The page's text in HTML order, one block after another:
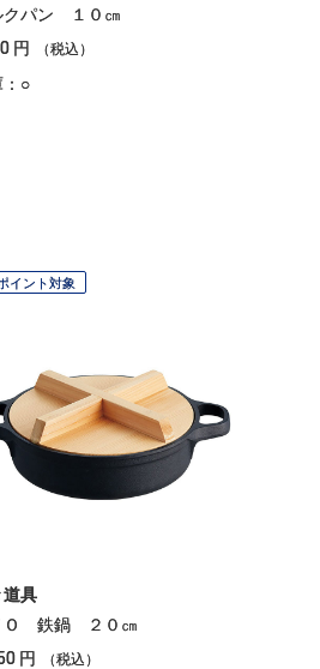
クパン １０㎝
円 （税込）
：○
イント対象
道具
Ｏ 鉄鍋 ２０㎝
円 （税込）